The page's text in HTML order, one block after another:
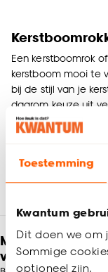
Toestemming
Kwantum
Dit doen we om
Sommige
optioneel zijn.
Een kerstboomrok
kerstboom mooi te
bij de stijl van je
daarom keuze uit
teddy, velvet, jute,
groen en naturel.
Meld je aan en
volgende